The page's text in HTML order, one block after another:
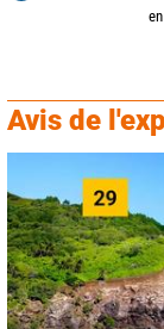
Avis de